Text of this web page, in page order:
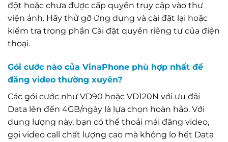
đột hoặc chưa được cấp quyền truy cập vào thư
viện ảnh. Hãy thử gỡ ứng dụng và cài đặt lại hoặc
kiểm tra trong phần Cài đặt quyền riêng tư của điện
thoại.
Gói cước nào của VinaPhone phù hợp nhất để
đăng video thường xuyên?
Các gói cước như VD90 hoặc VD120N với ưu đãi
Data lên đến 4GB/ngày là lựa chọn hoàn hảo. Với
dung lượng này, bạn có thể thoải mái đăng video,
gọi video call chất lượng cao mà không lo hết Data